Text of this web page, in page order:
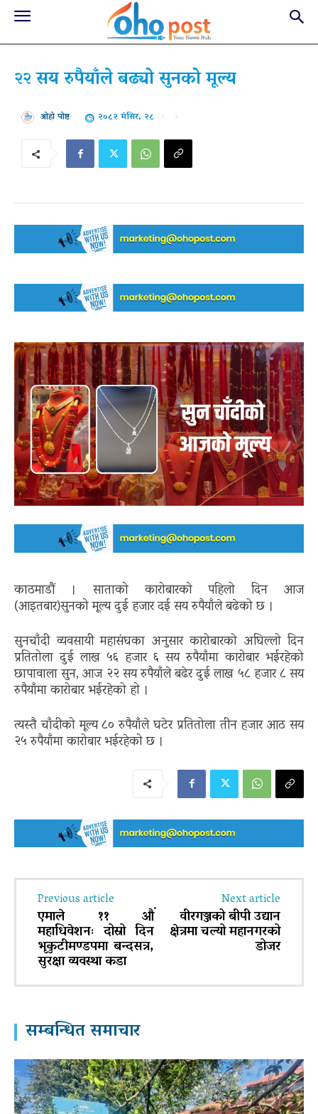
२२ सय रुपैयाँले बढ्यो सुनको मूल्य
ओहो पोष्ट २०८२ मंसिर, २८
काठमाडौं । साताको कारोबारको पहिलो दिन आज
(आइतबार)सुनको मूल्य दुई हजार दई सय रुपैयाँले बढेको छ ।
सुनचाँदी व्यवसायी महासंघका अनुसार कारोबारको अघिल्लो दिन
प्रतितोला दुई लाख ५६ हजार ६ सय रुपैयाँमा कारोबार भईरहेको
छापावाला सुन, आज २२ सय रुपैयाँले बढेर दुई लाख ५८ हजार ८ सय
रुपैयाँमा कारोबार भईरहेको हो ।
त्यस्तै चाँदीको मूल्य ८० रुपैयाँले घटेर प्रतितोला तीन हजार आठ सय
२५ रुपैयाँमा कारोबार भईरहेको छ ।
Previous article
एमाले ११ औं
महाधिवेशनः दोस्रो दिन
भृकुटीमण्डपमा बन्दसत्र,
सुरक्षा व्यवस्था कडा
Next article
वीरगञ्जको बीपी उद्यान
क्षेत्रमा चल्यो महानगरको
डोजर
सम्बन्धित समाचार